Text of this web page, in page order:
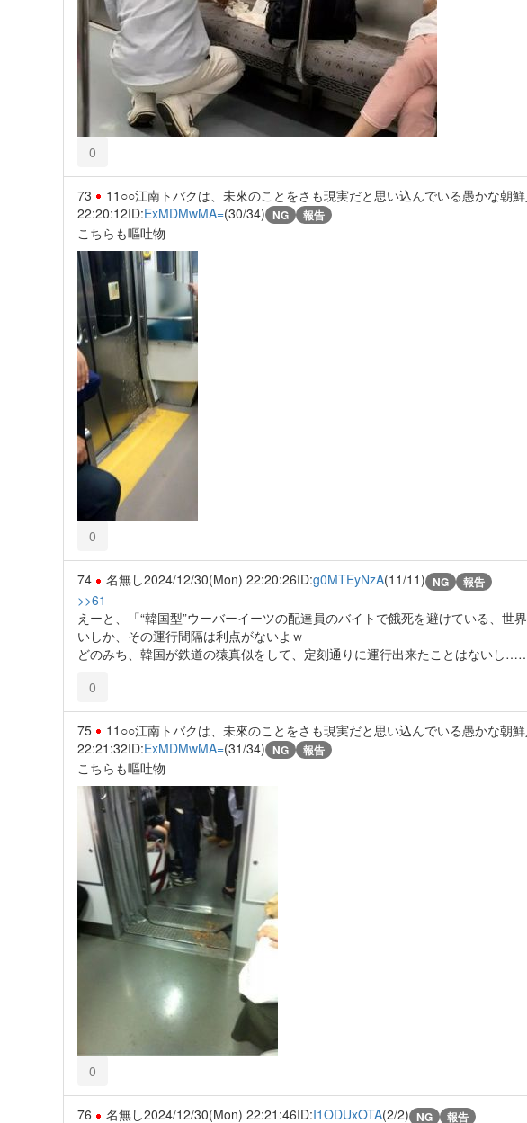
0
73 11○○江南トバクは、未來のことをさも現実だと思い込んでいる愚かな朝鮮
22:20:12ID:ExMDMwMA=(30/34) NG 報告
こちらも嘔吐物
0
74 名無し2024/12/30(Mon) 22:20:26ID:g0MTEyNzA(11/11) NG 報告
>>61
えーと、「“韓国型”ウーバーイーツの配達員のバイトで餓死を避けている、世
いしか、その運行間隔は利点がないよｗ
どのみち、韓国が鉄道の猿真似をして、定刻通りに運行出来たことはないし
0
75 11○○江南トバクは、未來のことをさも現実だと思い込んでいる愚かな朝鮮
22:21:32ID:ExMDMwMA=(31/34) NG 報告
こちらも嘔吐物
0
76 名無し2024/12/30(Mon) 22:21:46ID:I1ODUxOTA(2/2) NG 報告